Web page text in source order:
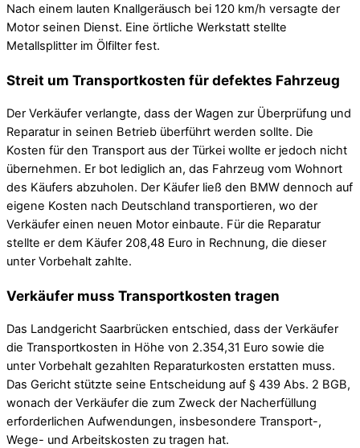
Nach einem lauten Knallgeräusch bei 120 km/h versagte der
Motor seinen Dienst. Eine örtliche Werkstatt stellte
Metallsplitter im Ölfilter fest.
Streit um Transportkosten für defektes Fahrzeug
Der Verkäufer verlangte, dass der Wagen zur Überprüfung und
Reparatur in seinen Betrieb überführt werden sollte. Die
Kosten für den Transport aus der Türkei wollte er jedoch nicht
übernehmen. Er bot lediglich an, das Fahrzeug vom Wohnort
des Käufers abzuholen. Der Käufer ließ den BMW dennoch auf
eigene Kosten nach Deutschland transportieren, wo der
Verkäufer einen neuen Motor einbaute. Für die Reparatur
stellte er dem Käufer 208,48 Euro in Rechnung, die dieser
unter Vorbehalt zahlte.
Verkäufer muss Transportkosten tragen
Das Landgericht Saarbrücken entschied, dass der Verkäufer
die Transportkosten in Höhe von 2.354,31 Euro sowie die
unter Vorbehalt gezahlten Reparaturkosten erstatten muss.
Das Gericht stützte seine Entscheidung auf § 439 Abs. 2 BGB,
wonach der Verkäufer die zum Zweck der Nacherfüllung
erforderlichen Aufwendungen, insbesondere Transport-,
Wege- und Arbeitskosten zu tragen hat.